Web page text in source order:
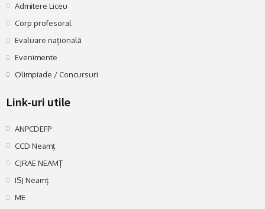
Admitere Liceu
Corp profesoral
Evaluare națională
Evenimente
Olimpiade / Concursuri
Link-uri utile
ANPCDEFP
CCD Neamț
CJRAE NEAMȚ
ISJ Neamț
ME